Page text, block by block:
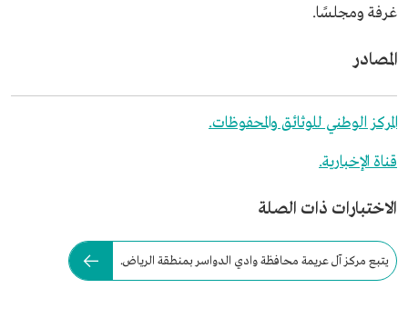
غرفة ومجلسًا.
المصادر
المركز الوطني للوثائق والمحفوظات.
قناة الإخبارية.
الاختبارات ذات الصلة
يتبع مركز آل عريمة محافظة وادي الدواسر بمنطقة الرياض.